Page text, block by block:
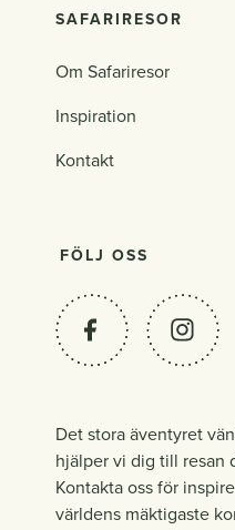
SAFARIRESOR
Om Safariresor
Inspiration
Kontakt
FÖLJ OSS
Det stora äventyret
hjälper vi dig till resan
Kontakta oss för
världens mäktigaste